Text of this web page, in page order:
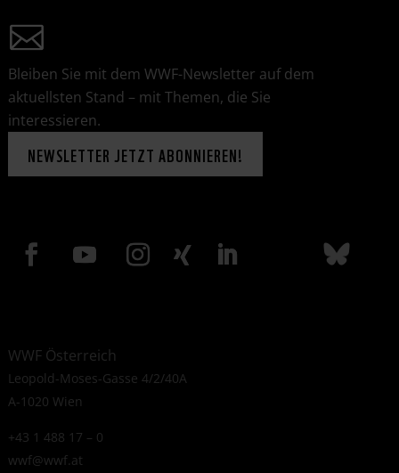
Bleiben Sie mit dem WWF-Newsletter auf dem
aktuellsten Stand – mit Themen, die Sie
interessieren.
NEWSLETTER JETZT ABONNIEREN!
WWF Österreich
Leopold-Moses-Gasse 4/2/40A
A-1020 Wien
+43 1 488 17 – 0
wwf@wwf.at